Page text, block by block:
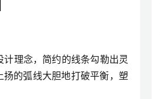
理念，简约的线条勾勒出灵
的弧线大胆地打破平衡，塑